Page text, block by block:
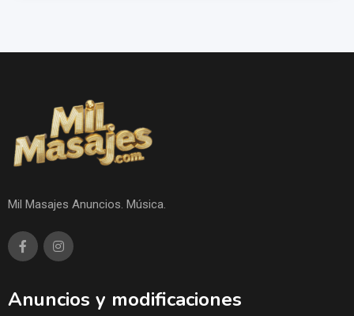
Mil Masajes Anuncios. Música.
Anuncios y modificaciones